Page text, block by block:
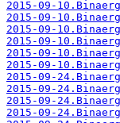
2015-09-
2015-09-
2015-09-
2015-09-
2015-09-
2015-09-
2015-09-
2015-09-
2015-09-
2015-09-